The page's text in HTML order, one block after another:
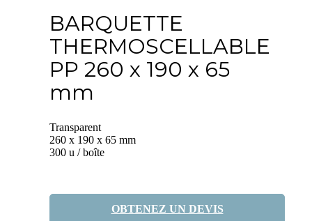
BARQUETTE
THERMOSCELLABLE
PP 260 x 190 x 65
mm
Transparent
260 x 190 x 65 mm
300 u / boîte
OBTENEZ UN DEVIS